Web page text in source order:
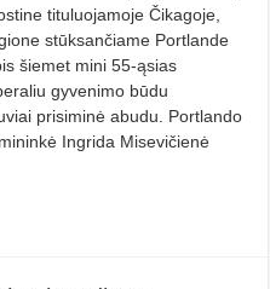
tituluojamoje Čikagoje,
stūksančiame Portlande
šiemet mini 55-ąsias
gyvenimo būdu
prisiminė abudu. Portlando
Ingrida Misevičienė